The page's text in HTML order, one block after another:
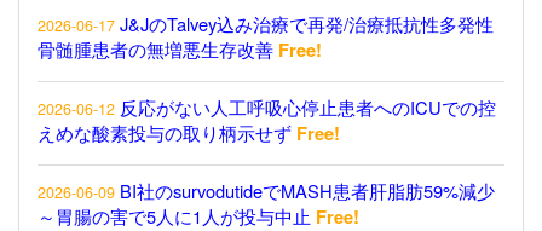
2026-06-17 J&JのTalvey込み治療で再発/治療抵抗性多発性
骨髄腫患者の無増悪生存改善 Free!
2026-06-12 反応がない人工呼吸心停止患者へのICUでの控
えめな酸素投与の取り柄示せず Free!
2026-06-09 BI社のsurvodutideでMASH患者肝脂肪59%減少
～胃腸の害で5人に1人が投与中止 Free!